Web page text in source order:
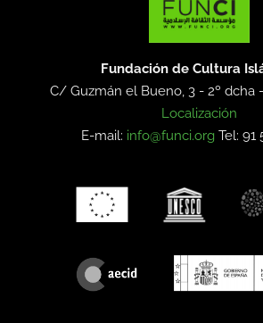
Fundación de Cultura
C/ Guzmán el Bueno, 3 - 2º dcha
Localización
E-mail: info@funci.org Tel: 91